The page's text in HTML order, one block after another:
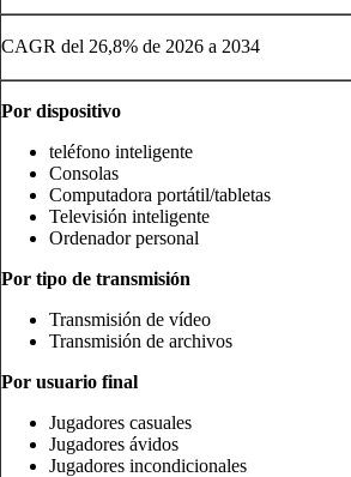
CAGR del 26,8% de 2026 a 2034
Por dispositivo
teléfono inteligente
Consolas
Computadora portátil/tabletas
Televisión inteligente
Ordenador personal
Por tipo de transmisión
Transmisión de vídeo
Transmisión de archivos
Por usuario final
Jugadores casuales
Jugadores ávidos
Jugadores incondicionales